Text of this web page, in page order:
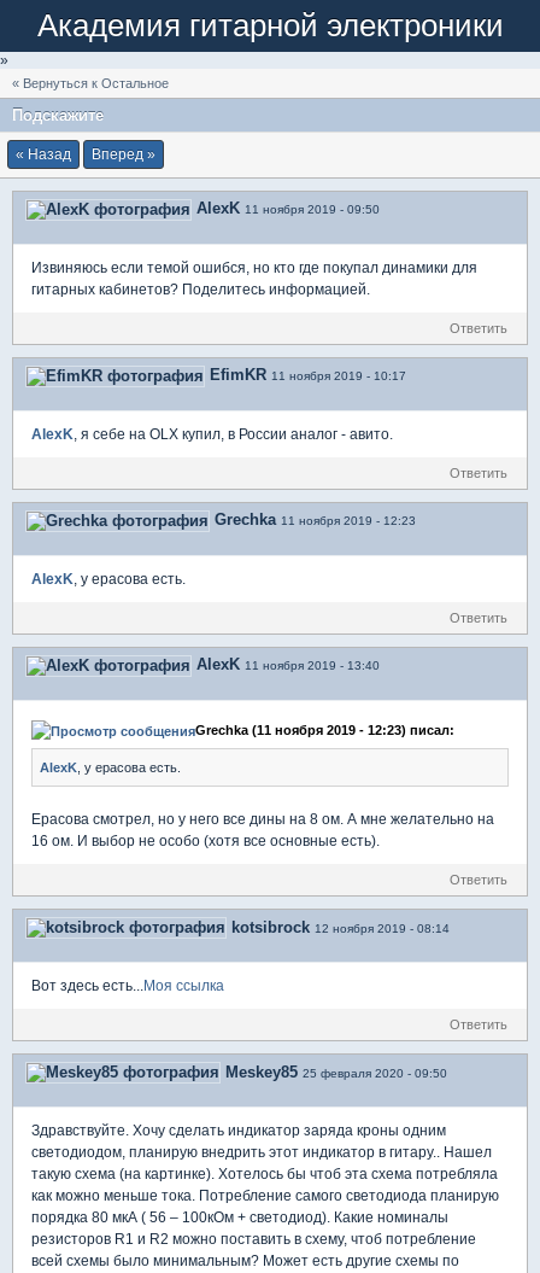
Академия гитарной электроники
»
« Вернуться к Остальное
Подскажите
« Назад Вперед »
AlexK 11 ноября 2019 - 09:50
Извиняюсь если темой ошибся, но кто где покупал динамики для
гитарных кабинетов? Поделитесь информацией.
Ответить
EfimKR 11 ноября 2019 - 10:17
AlexK, я себе на OLX купил, в России аналог - авито.
Ответить
Grechka 11 ноября 2019 - 12:23
AlexK, у ерасова есть.
Ответить
AlexK 11 ноября 2019 - 13:40
Grechka (11 ноября 2019 - 12:23) писал:
AlexK , у ерасова есть.
Ерасова смотрел, но у него все дины на 8 ом. А мне желательно на
16 ом. И выбор не особо (хотя все основные есть).
Ответить
kotsibrock 12 ноября 2019 - 08:14
Вот здесь есть...Моя ссылка
Ответить
Meskey85 25 февраля 2020 - 09:50
Здравствуйте. Хочу сделать индикатор заряда кроны одним
светодиодом, планирую внедрить этот индикатор в гитару.. Нашел
такую схема (на картинке). Хотелось бы чтоб эта схема потребляла
как можно меньше тока. Потребление самого светодиода планирую
порядка 80 мкА ( 56 – 100кОм + светодиод). Какие номиналы
резисторов R1 и R2 можно поставить в схему, чтоб потребление
всей схемы было минимальным? Может есть другие схемы по